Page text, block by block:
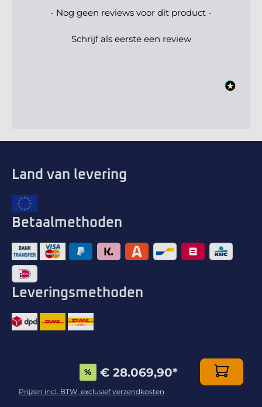
- Nog geen reviews voor dit product -
Schrijf als eerste een review
% € 28.069,90*
Prijzen incl. BTW, exclusief verzendkosten
Land van levering
Betaalmethoden
Leveringsmethoden
Inschrijven voor de nieuwsbrief